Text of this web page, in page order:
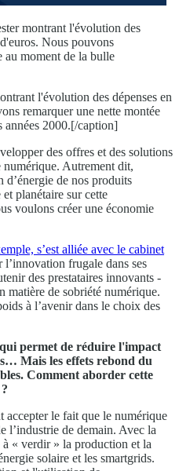
montrant l'évolution des
Nous pouvons
au moment de la bulle
l'évolution des dépenses en
remarquer une nette montée
années 2000.[/caption]
des offres et des solutions
Autrement dit,
de nos produits
planétaire sur cette
voulons créer une économie
s’est alliée avec le cabinet
l’innovation frugale dans ses
des prestataires innovants -
matière de sobriété numérique.
à l’avenir dans le choix des
permet de réduire l'impact
Mais les effets rebond du
Comment aborder cette
accepter le fait que le numérique
l’industrie de demain. Avec la
« verdir » la production et la
solaire et les smartgrids.